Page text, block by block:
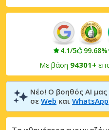
4.1/5 99.68%
Με βάση 94301+
Νέο! Ο βοηθός AI μας
σε Web και WhatsApp